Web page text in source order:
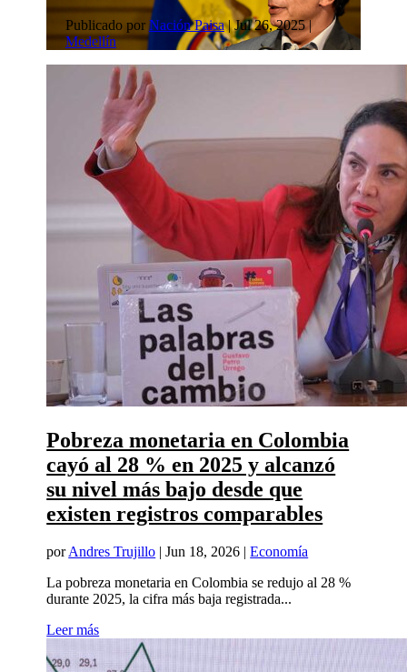
Publicado porNación Paisa|Jul 26, 2025|
Medellín
Pobreza monetaria en Colombia
cayó al 28 % en 2025 y alcanzó
su nivel más bajo desde que
existen registros comparables
porAndres Trujillo |Jun 18, 2026 |Economía
La pobreza monetaria en Colombia se redujo al 28 %
durante 2025, la cifra más baja registrada...
Leer más